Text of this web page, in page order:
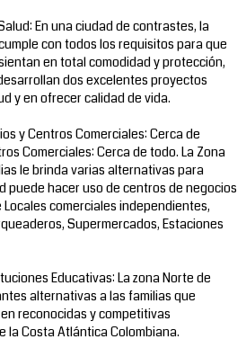
En una ciudad de contrastes, la
con todos los requisitos para que
en total comodidad y protección,
dos excelentes proyectos
y en ofrecer calidad de vida.
y Centros Comerciales: Cerca de
Comerciales: Cerca de todo. La Zona
le brinda varias alternativas para
puede hacer uso de centros de negocios
comerciales independientes,
Supermercados, Estaciones
Educativas: La zona Norte de
alternativas a las familias que
reconocidas y competitivas
la Costa Atlántica Colombiana.